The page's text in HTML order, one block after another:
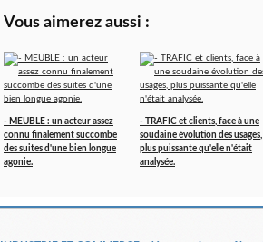
Vous aimerez aussi :
- MEUBLE : un acteur assez
connu finalement succombe
des suites d'une bien longue
agonie.
- TRAFIC et clients, face à une
soudaine évolution des usages,
plus puissante qu'elle n'était
analysée.